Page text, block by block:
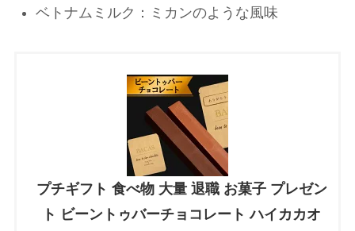
ベトナムミルク：ミカンのような風味
プチギフト 食べ物 大量 退職 お菓子 プレゼン
ト ビーントゥバーチョコレート ハイカカオ